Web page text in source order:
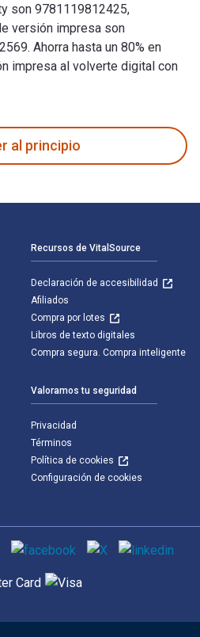
son 9781119812425,
versión impresa son
Ahorra hasta un 80% en
impresa al volverte digital con
al principio
Recursos de VitalSource
Declaración de accesibilidad
Afiliados
Compra por lotes
Libros de texto digitales
Compra segura. Compra inteligente
Valoramos tu seguridad
Privacidad
Términos
Política de cookies
Configuración de cookies